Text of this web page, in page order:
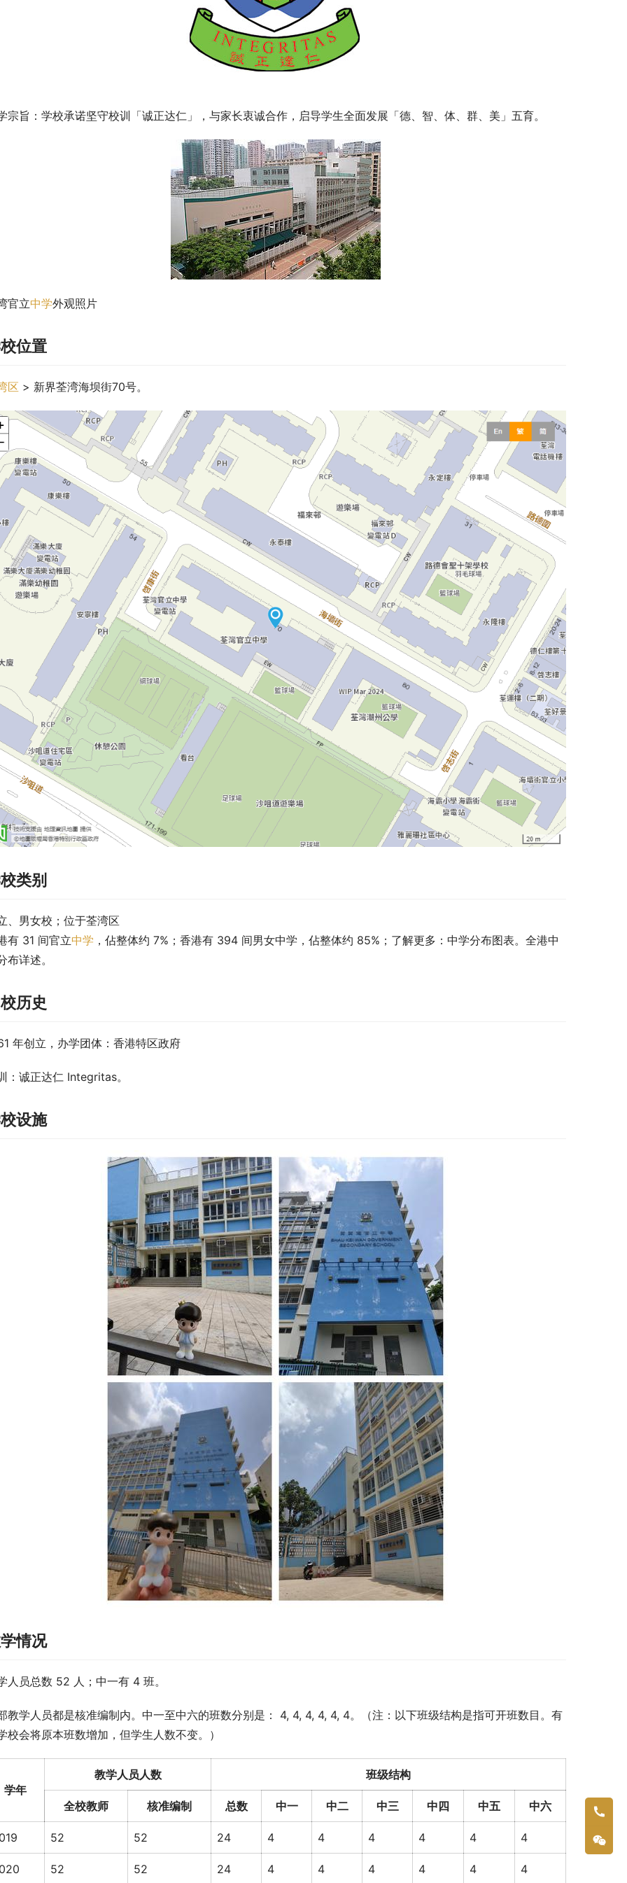
宗旨：学校承诺坚守校训「诚正达仁」，与家长衷诚合作，启导学生全面发展「德、智、体、群、美」五育。
官立中学外观照片
位置
区 > 新界荃湾海坝街70号。
类别
、男女校；位于荃湾区
有 31 间官立中学 ，佔整体约 7%；香港有 394 间男女中学，佔整体约 85%；了解更多：中学分布图表。全港中
布详述。
历史
年创立，办学团体：香港特区政府
：诚正达仁 Integritas。
设施
情况
人员总数 52 人；中一有 4 班。
教学人员都是核准编制内。中一至中六的班数分别是： 4, 4, 4, 4, 4, 4。（注：以下班级结构是指可开班数目。有
校会将原本班数增加，但学生人数不变。）
学年
教学人员人数 班级结构
全校教师 核准编制 总数 中一 中二 中三 中四 中五 中六
52 52 24 4 4 4 4 4 4
52 52 24 4 4 4 4 4 4